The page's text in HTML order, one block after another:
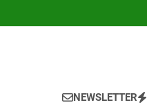
NEWSLETTER